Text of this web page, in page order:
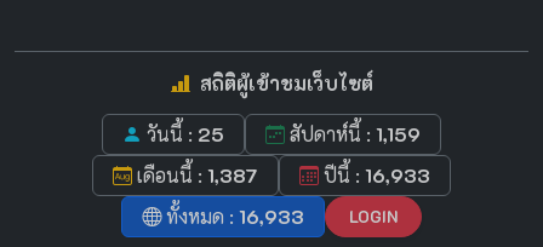
สถิติผู้เข้าชมเว็บไซต์
วันนี้ : 25 สัปดาห์นี้ : 1,159
เดือนนี้ : 1,387 ปีนี้ : 16,933
ทั้งหมด : 16,933 LOGIN